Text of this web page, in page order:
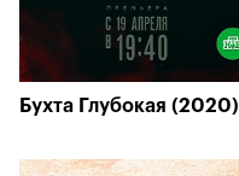
Бухта Глубокая (2020)